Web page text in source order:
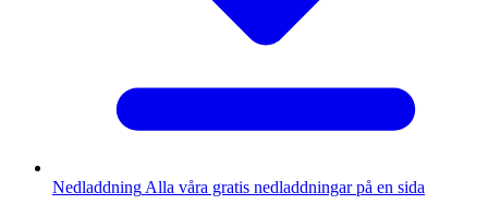
Nedladdning Alla våra gratis nedladdningar på en sida